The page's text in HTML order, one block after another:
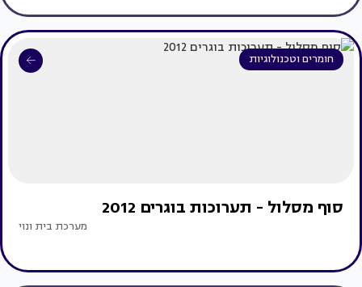
חומרים וטכנולוגיות
סוף מסלול - תערוכות בוגרים 2012
מערכת בית ונוי